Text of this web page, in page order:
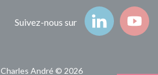
Suivez-nous sur
André © 2026